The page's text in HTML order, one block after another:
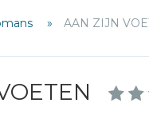
2026
AAN ZIJN